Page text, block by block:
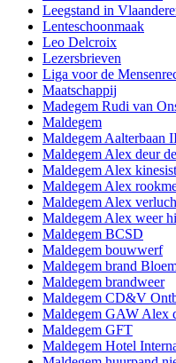
Leegstand in
Lenteschoonmaak
Leo Delcroix
Lezersbrieven
Liga voor de
Maatschappij
Madegem Rudi van
Maldegem
Maldegem Aalterbaan
Maldegem Alex deur
Maldegem Alex
Maldegem Alex
Maldegem Alex
Maldegem Alex weer
Maldegem BCSD
Maldegem bouwwerf
Maldegem brand
Maldegem brandweer
Maldegem CD&V
Maldegem GAW Alex
Maldegem GFT
Maldegem Hotel